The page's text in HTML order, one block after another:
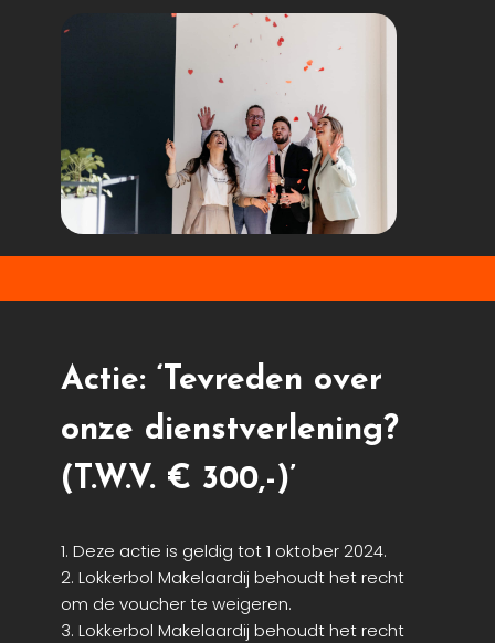
Actie: ‘Tevreden over
onze dienstverlening?
(T.W.V. € 300,-)’
1. Deze actie is geldig tot 1 oktober 2024.
2. Lokkerbol Makelaardij behoudt het recht
om de voucher te weigeren.
3. Lokkerbol Makelaardij behoudt het recht